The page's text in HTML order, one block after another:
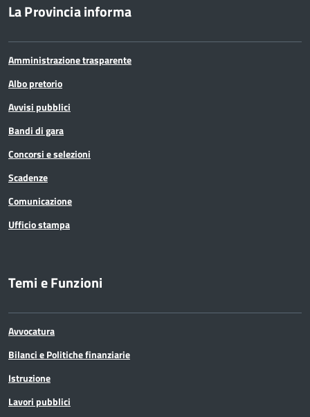
La Provincia informa
Amministrazione trasparente
Albo pretorio
Avvisi pubblici
Bandi di gara
Concorsi e selezioni
Scadenze
Comunicazione
Ufficio stampa
Temi e Funzioni
Avvocatura
Bilanci e Politiche finanziarie
Istruzione
Lavori pubblici